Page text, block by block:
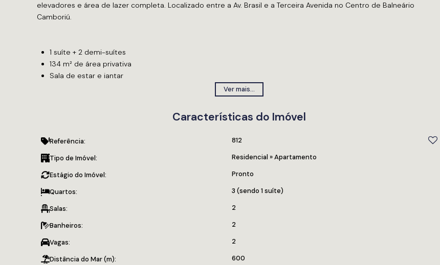
elevadores e área de lazer completa. Localizado entre a Av. Brasil e a Terceira Avenida no Centro de Balneário
Camboriú.
1 suíte + 2 demi-suítes
134 m² de área privativa
Sala de estar e jantar
Edifício
Elevadores
Área de lazer completa
Ver mais...
Características do Imóvel
Referência: 812
Tipo de Imóvel: Residencial »Apartamento
Estágio do Imóvel: Pronto
Quartos: 3 (sendo 1 suíte)
Salas: 2
Banheiros: 2
Vagas: 2
Distância do Mar (m): 600